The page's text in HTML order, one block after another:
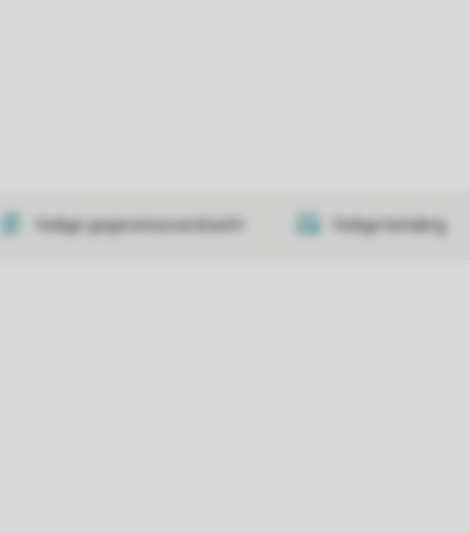
Veilige gegevensoverdracht Veilige betaling